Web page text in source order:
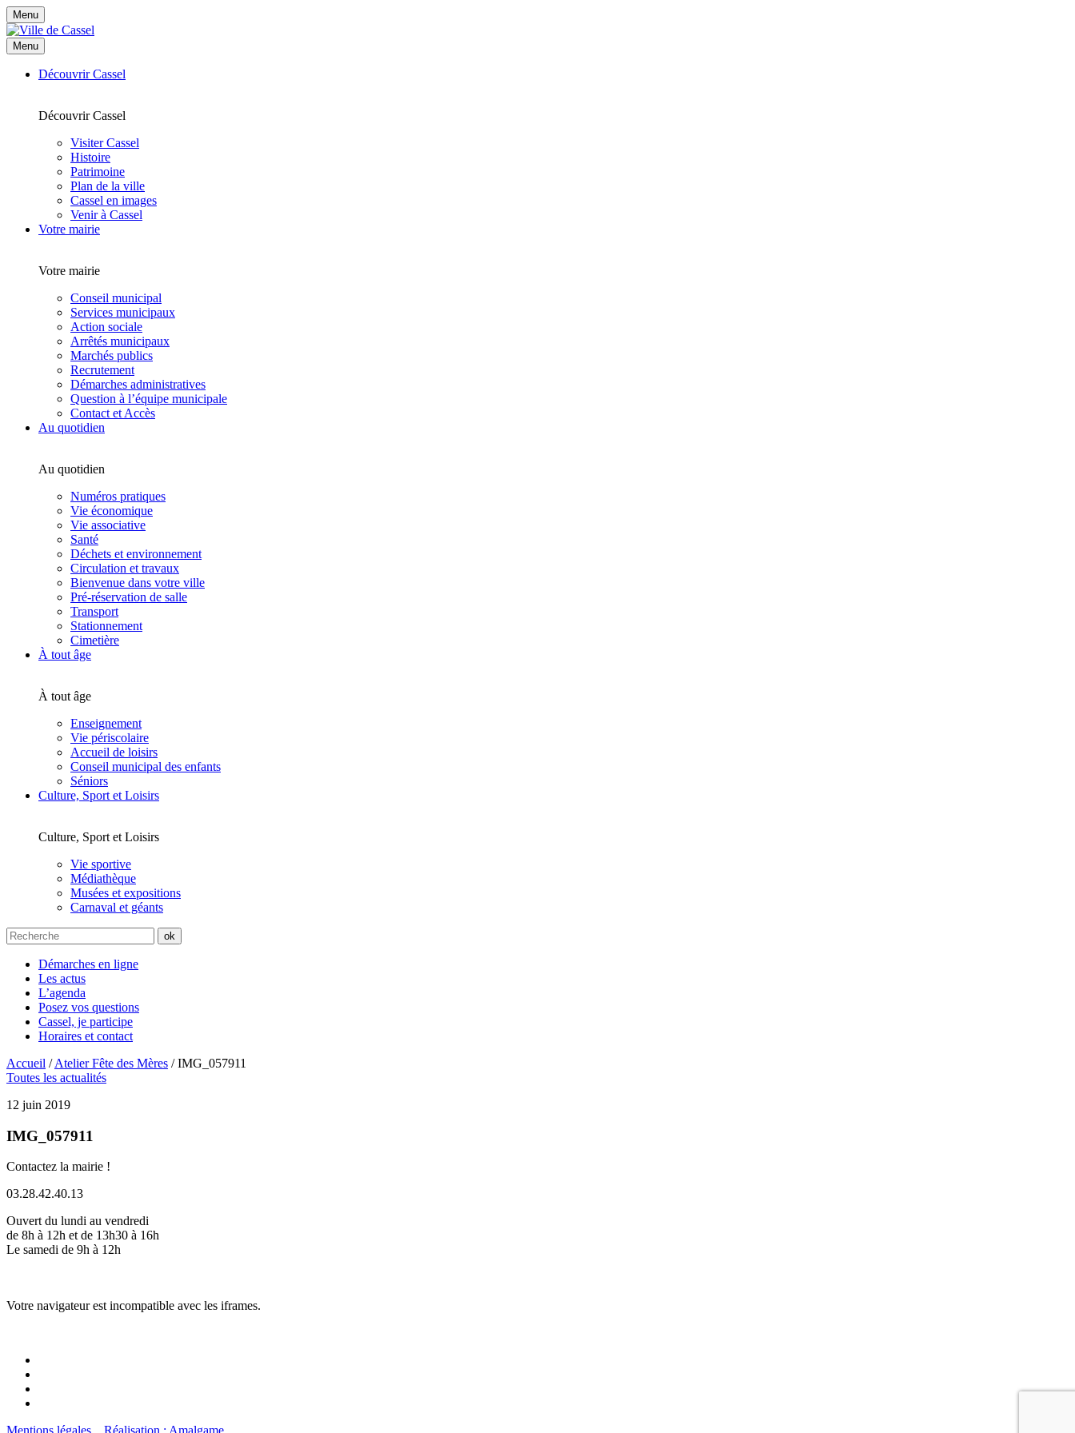
Menu
Menu
Découvrir Cassel
Découvrir Cassel
Visiter Cassel
Histoire
Patrimoine
Plan de la ville
Cassel en images
Venir à Cassel
Votre mairie
Votre mairie
Conseil municipal
Services municipaux
Action sociale
Arrêtés municipaux
Marchés publics
Recrutement
Démarches administratives
Question à l’équipe municipale
Contact et Accès
Au quotidien
Au quotidien
Numéros pratiques
Vie économique
Vie associative
Santé
Déchets et environnement
Circulation et travaux
Bienvenue dans votre ville
Pré-réservation de salle
Transport
Stationnement
Cimetière
À tout âge
À tout âge
Enseignement
Vie périscolaire
Accueil de loisirs
Conseil municipal des enfants
Séniors
Culture, Sport et Loisirs
Culture, Sport et Loisirs
Vie sportive
Médiathèque
Musées et expositions
Carnaval et géants
Démarches en ligne
Les actus
L’agenda
Posez vos questions
Cassel, je participe
Horaires et contact
Accueil /Atelier Fête des Mères /IMG_057911
Toutes les actualités
12 juin 2019
IMG_057911
Contactez la mairie !
03.28.42.40.13
Ouvert du lundi au vendredi
de 8h à 12h et de 13h30 à 16h
Le samedi de 9h à 12h
Votre navigateur est incompatible avec les iframes.